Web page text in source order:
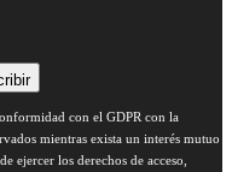
con el GDPR con la
mientras exista un interés mutuo
ejercer los derechos de acceso,